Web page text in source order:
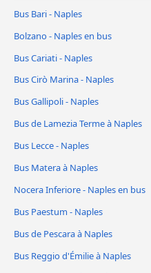
Bus Bari - Naples
Bolzano - Naples en bus
Bus Cariati - Naples
Bus Cirò Marina - Naples
Bus Gallipoli - Naples
Bus de Lamezia Terme à Naples
Bus Lecce - Naples
Bus Matera à Naples
Nocera Inferiore - Naples en bus
Bus Paestum - Naples
Bus de Pescara à Naples
Bus Reggio d'Émilie à Naples